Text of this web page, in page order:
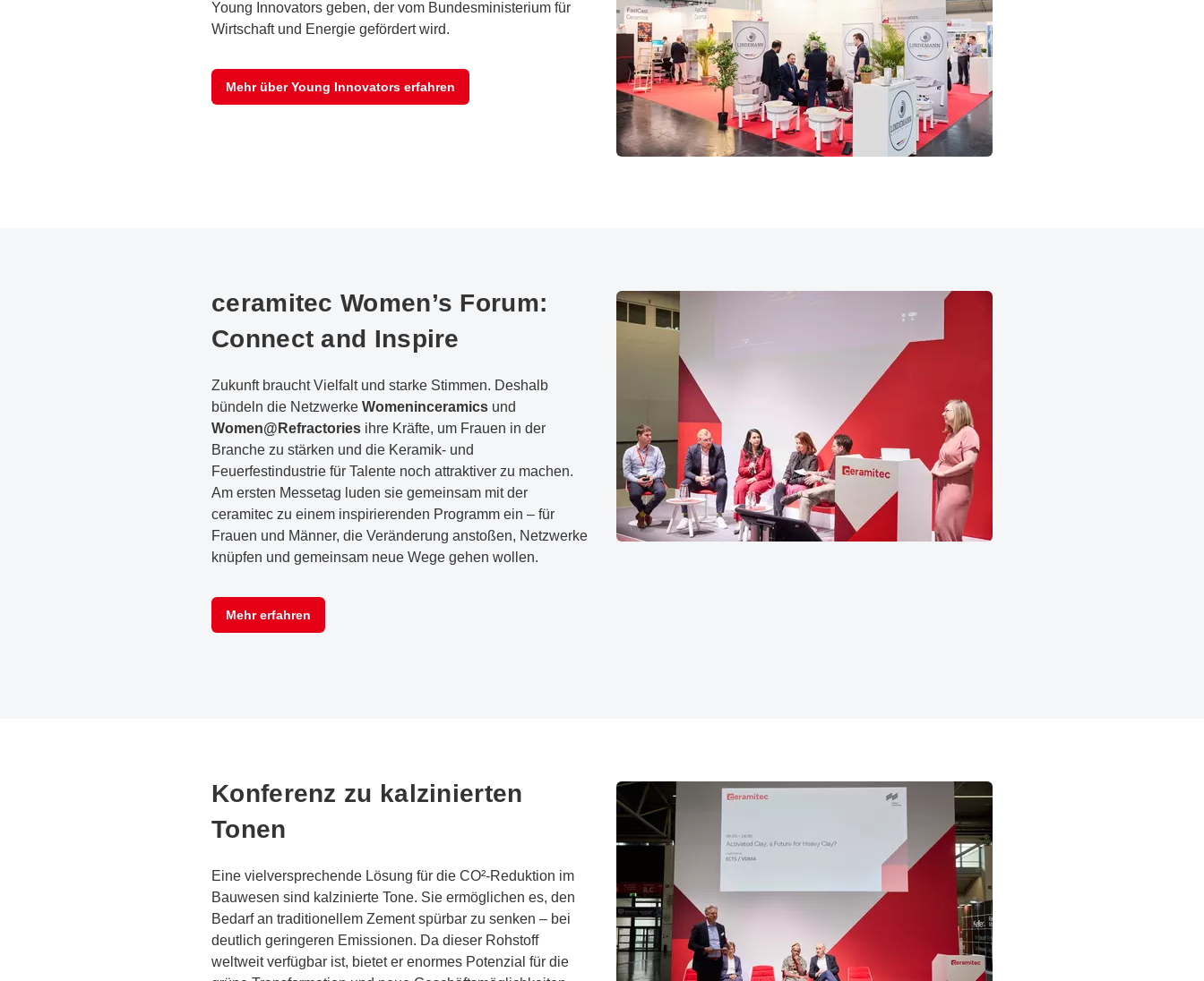
Young Innovators geben, der vom Bundesministerium für
Wirtschaft und Energie gefördert wird.
Mehr über Young Innovators erfahren
ceramitec Women’s Forum:
Connect and Inspire
Zukunft braucht Vielfalt und starke Stimmen. Deshalb
bündeln die Netzwerke Womeninceramics und
Women@Refractories ihre Kräfte, um Frauen in der
Branche zu stärken und die Keramik- und
Feuerfestindustrie für Talente noch attraktiver zu machen.
Am ersten Messetag luden sie gemeinsam mit der
ceramitec zu einem inspirierenden Programm ein – für
Frauen und Männer, die Veränderung anstoßen, Netzwerke
knüpfen und gemeinsam neue Wege gehen wollen.
Mehr erfahren
Konferenz zu kalzinierten
Tonen
Eine vielversprechende Lösung für die CO²-Reduktion im
Bauwesen sind kalzinierte Tone. Sie ermöglichen es, den
Bedarf an traditionellem Zement spürbar zu senken – bei
deutlich geringeren Emissionen. Da dieser Rohstoff
weltweit verfügbar ist, bietet er enormes Potenzial für die